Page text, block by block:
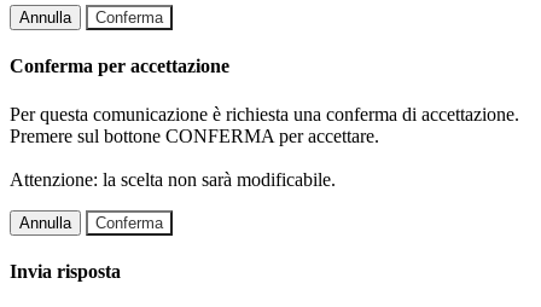
Annulla Conferma
Conferma per accettazione
Per questa comunicazione è richiesta una conferma di accettazione.
Premere sul bottone CONFERMA per accettare.
Attenzione: la scelta non sarà modificabile.
Annulla Conferma
Invia risposta